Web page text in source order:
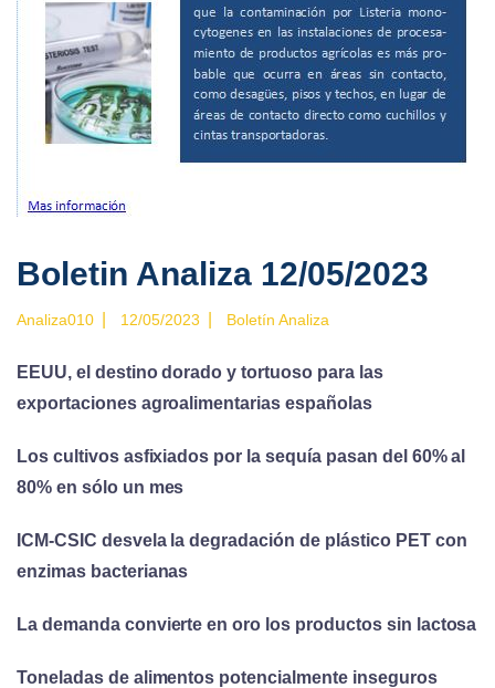
Boletin Analiza 12/05/2023
Analiza010 12/05/2023 Boletín Analiza
EEUU, el destino dorado y tortuoso para las
exportaciones agroalimentarias españolas
Los cultivos asfixiados por la sequía pasan del 60% al
80% en sólo un mes
ICM-CSIC desvela la degradación de plástico PET con
enzimas bacterianas
La demanda convierte en oro los productos sin lactosa
Toneladas de alimentos potencialmente inseguros